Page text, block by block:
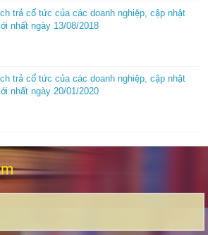
trả cổ tức của các doanh nghiệp, cập nhật
nhất ngày 13/08/2018
trả cổ tức của các doanh nghiệp, cập nhật
nhất ngày 20/01/2020